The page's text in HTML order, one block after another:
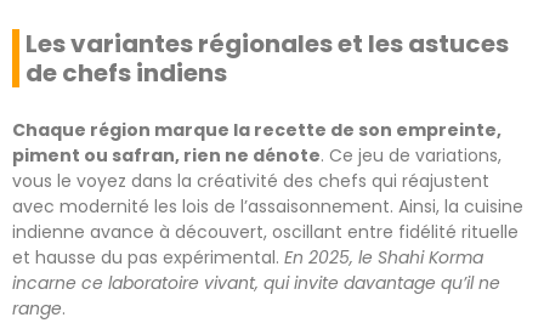
Les variantes régionales et les astuces
de chefs indiens
Chaque région marque la recette de son empreinte,
piment ou safran, rien ne dénote. Ce jeu de variations,
vous le voyez dans la créativité des chefs qui réajustent
avec modernité les lois de l’assaisonnement. Ainsi, la cuisine
indienne avance à découvert, oscillant entre fidélité rituelle
et hausse du pas expérimental. En 2025, le Shahi Korma
incarne ce laboratoire vivant, qui invite davantage qu’il ne
range.